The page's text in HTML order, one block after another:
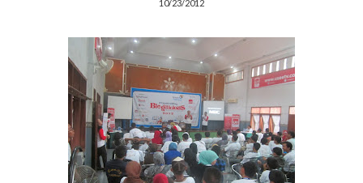
10/23/2012